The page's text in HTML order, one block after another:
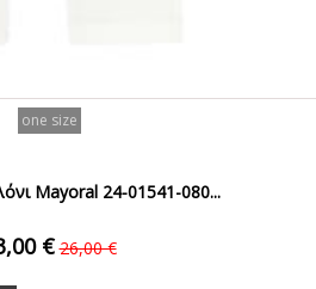
one size
Mayoral 24-01541-080...
€ 26,00 €